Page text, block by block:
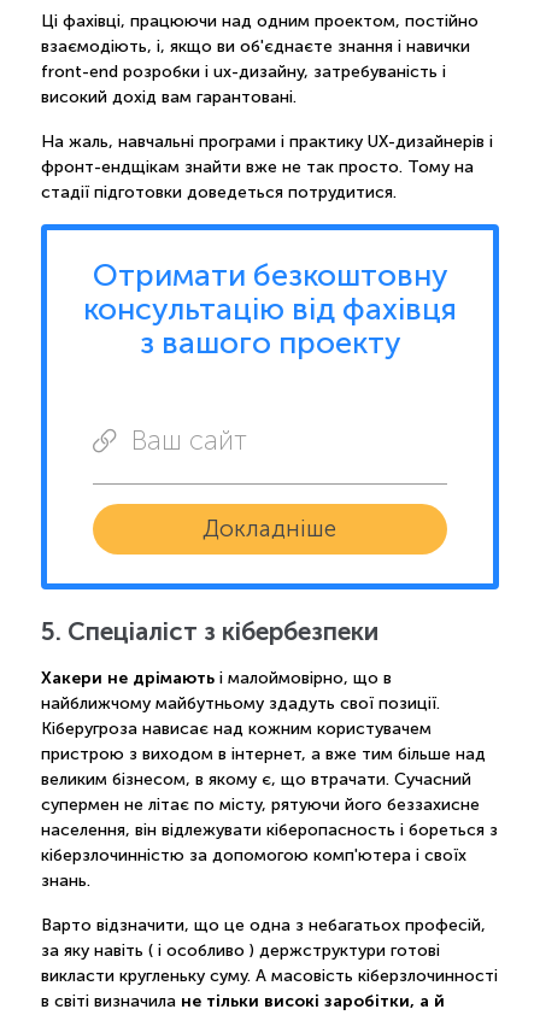
Ці фахівці, працюючи над одним проектом, постійно
взаємодіють, і, якщо ви об'єднаєте знання і навички
front-end розробки і ux-дизайну, затребуваність і
високий дохід вам гарантовані.
На жаль, навчальні програми і практику UX-дизайнерів і
фронт-ендщікам знайти вже не так просто. Тому на
стадії підготовки доведеться потрудитися.
Отримати безкоштовну
консультацію від фахівця
з вашого проекту
Ваш сайт
Докладніше
5. Спеціаліст з кібербезпеки
Хакери не дрімаютьі малоймовірно, що в
найближчому майбутньому здадуть свої позиції.
Кіберугроза нависає над кожним користувачем
пристрою з виходом в інтернет, а вже тим більше над
великим бізнесом, в якому є, що втрачати. Сучасний
супермен не літає по місту, рятуючи його беззахисне
населення, він відлежувати кіберопасность і бореться з
кіберзлочинністю за допомогою комп'ютера і своїх
знань.
Варто відзначити, що це одна з небагатьох професій,
за яку навіть ( і особливо ) держструктури готові
викласти кругленьку суму. А масовість кіберзлочинності
в світі визначила не тільки високі заробітки, а й